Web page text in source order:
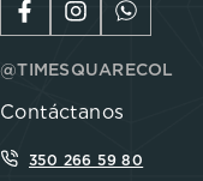
@TIMESQUARECOL
Contáctanos
350 266 59 80